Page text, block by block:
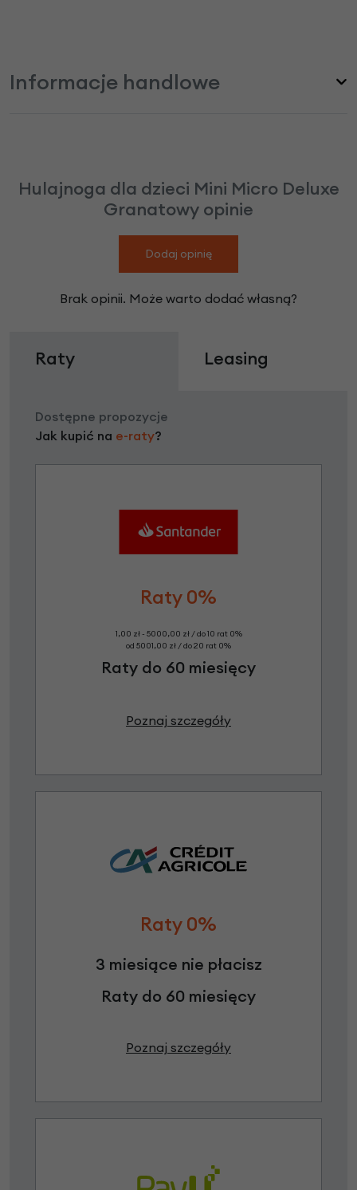
Informacje handlowe
Hulajnoga dla dzieci Mini Micro Deluxe
Granatowy opinie
Dodaj opinię
Brak opinii. Może warto dodać własną?
Raty Leasing
Dostępne propozycje
Jak kupić na e-raty?
Raty 0%
1,00 zł - 5000,00 zł / do 10 rat 0%
od 5001,00 zł / do 20 rat 0%
Raty do 60 miesięcy
Poznaj szczegóły
Raty 0%
3 miesiące nie płacisz
Raty do 60 miesięcy
Poznaj szczegóły